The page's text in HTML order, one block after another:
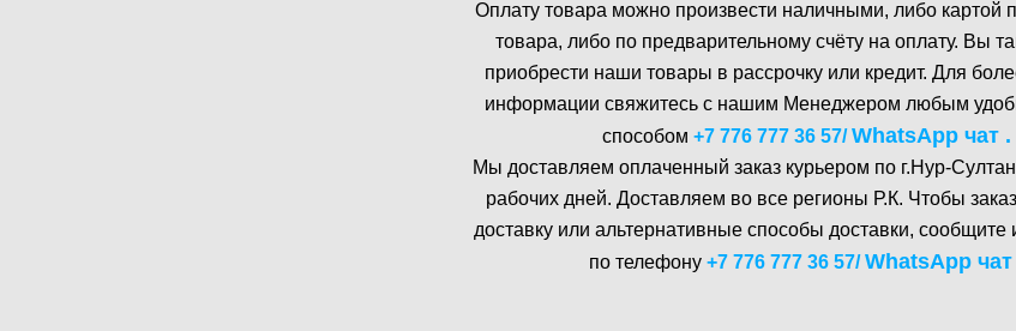
Оплату товара можно произвести наличными, либо картой
товара, либо по предварительному счёту на оплату. Вы
приобрести наши товары в рассрочку или кредит. Для
информации свяжитесь с нашим Менеджером любым
способом +7 776 777 36 57/WhatsA pp чат .
Мы доставляем оплаченный заказ курьером по г.Нур-
рабочих дней. Доставляем во все регионы Р.К. Чтобы
доставку или альтернативные способы доставки,
по телефону +7 776 777 36 57/WhatsA pp чат